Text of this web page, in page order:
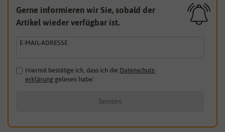
Gerne informieren wir Sie, sobald der
Artikel wieder verfügbar ist.
E-MAIL-ADRESSE
Hiermit bestätige ich, dass ich die Daten­schutz­
erklärunggelesen habe.*
Senden